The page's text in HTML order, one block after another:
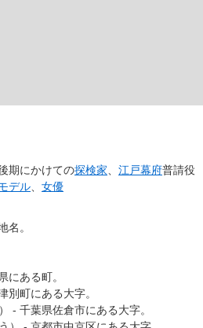
期にかけての探検家、 江戸幕府普請役
デル、 女優
名。
にある町。
別町にある大字。
- 千葉県佐倉市にある大字。